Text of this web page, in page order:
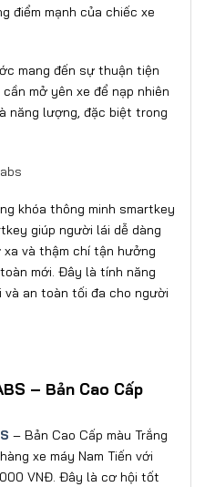
điểm mạnh của chiếc xe
mang đến sự thuận tiện
mở yên xe để nạp nhiên
năng lượng, đặc biệt trong
khóa thông minh smartkey
giúp người lái dễ dàng
và thậm chí tận hưởng
mới. Đây là tính năng
an toàn tối đa cho người
– Bản Cao Cấp
– Bản Cao Cấp màu Trắng
xe máy Nam Tiến với
VNĐ. Đây là cơ hội tốt